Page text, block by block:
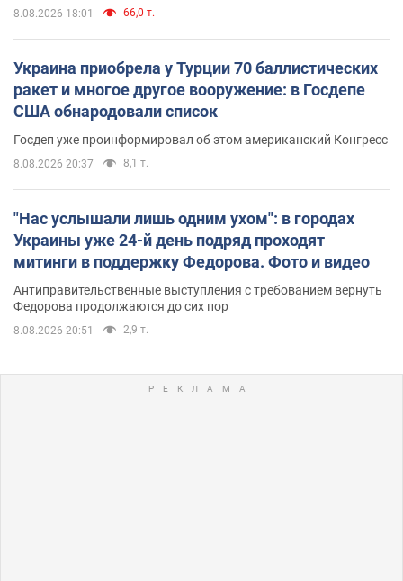
8.08.2026 18:01 66,0 т.
Украина приобрела у Турции 70 баллистических
ракет и многое другое вооружение: в Госдепе
США обнародовали список
Госдеп уже проинформировал об этом американский Конгресс
8.08.2026 20:37 8,1 т.
"Нас услышали лишь одним ухом": в городах
Украины уже 24-й день подряд проходят
митинги в поддержку Федорова. Фото и видео
Антиправительственные выступления с требованием вернуть
Федорова продолжаются до сих пор
8.08.2026 20:51 2,9 т.